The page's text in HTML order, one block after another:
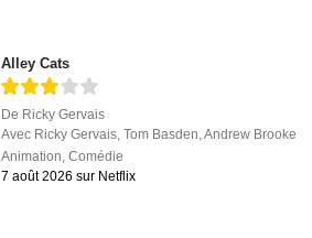
Alley Cats
De Ricky Gervais
Avec Ricky Gervais,Tom Basden,Andrew Brooke
Animation,Comédie
7 août 2026 sur Netflix